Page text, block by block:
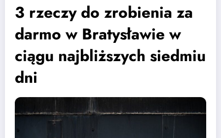
3 rzeczy do zrobienia za
darmo w Bratysławie w
ciągu najbliższych siedmiu
dni